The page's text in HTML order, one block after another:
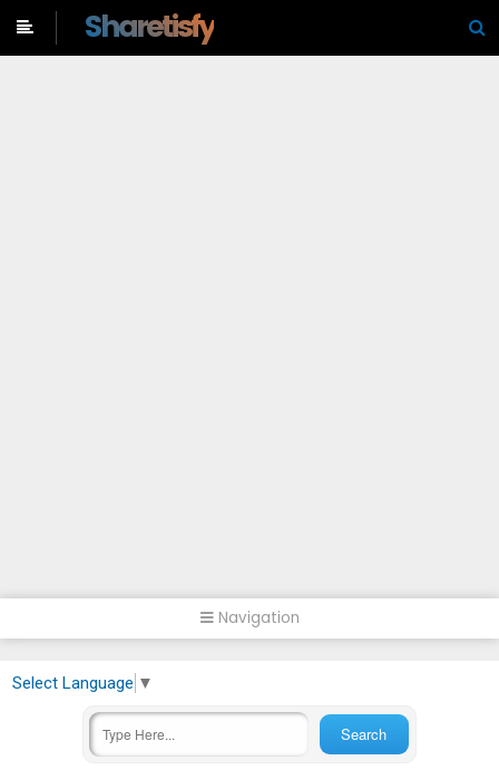
Sharetisfy
Navigation
Select Language ▼